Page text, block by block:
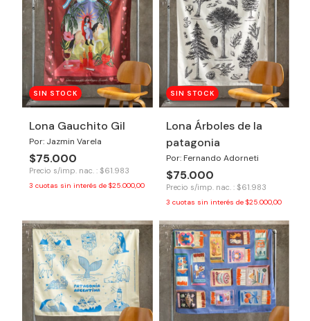
SIN STOCK
Lona Gauchito Gil
Por: Jazmin Varela
$75.000
Precio s/imp. nac. : $61.983
3 cuotas sin interés de $25.000,00
SIN STOCK
Lona Árboles de la
patagonia
Por: Fernando Adorneti
$75.000
Precio s/imp. nac. : $61.983
3 cuotas sin interés de $25.000,00